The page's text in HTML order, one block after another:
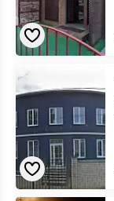
гостевой
дом